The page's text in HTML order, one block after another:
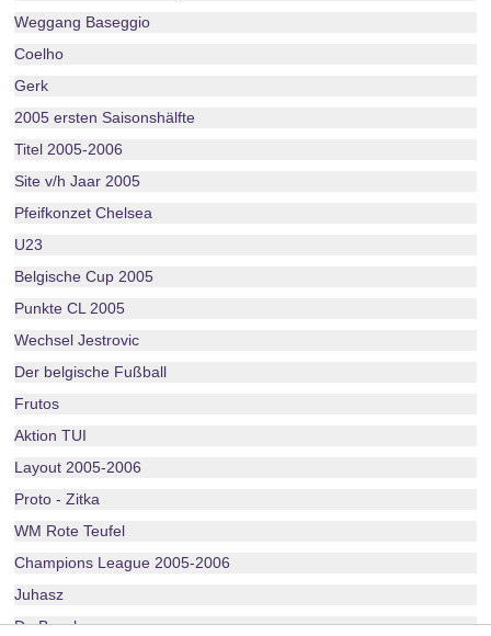
Weggang Baseggio
Coelho
Gerk
2005 ersten Saisonshälfte
Titel 2005-2006
Site v/h Jaar 2005
Pfeifkonzet Chelsea
U23
Belgische Cup 2005
Punkte CL 2005
Wechsel Jestrovic
Der belgische Fußball
Frutos
Aktion TUI
Layout 2005-2006
Proto - Zitka
WM Rote Teufel
Champions League 2005-2006
Juhasz
De Boeck